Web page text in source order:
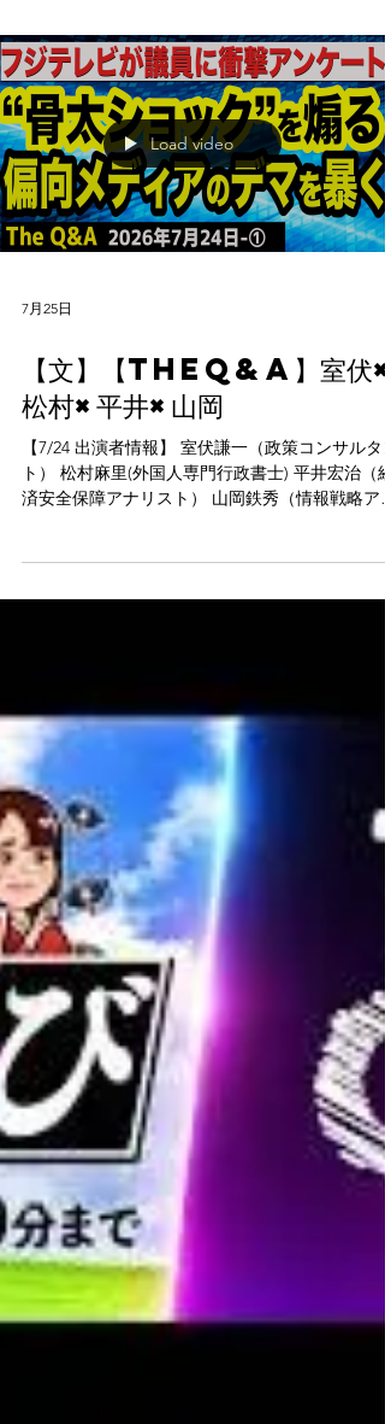
どのような衝撃を与えたのか。 日本人は戦後、本
当に「別の国民」になったのか。 そして、東京裁
判は日本人の法の支配への感覚に何を残したの
か。 アメリカから長年日本を見つめてきたドーク
氏が、戦後日本の深層を語ります。
Load video
7月25日
【文】【TheQ&A】室伏×
松村×平井×山岡
【7/24 出演者情報】 室伏謙一（政策コンサルタ